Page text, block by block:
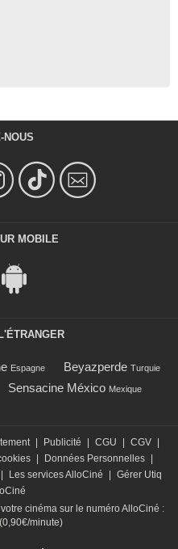
NOUS
MOBILE
Espagne Beyazperde Turquie
Sensacine México Mexique
| Publicité | CGU | CGV |
| Données Personnelles |
| Les services AlloCiné | Gérer Utiq
cinéma sur le numéro AlloCiné :
(0,90€/minute)